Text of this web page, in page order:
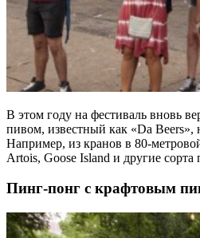
В этом году на фестиваль вновь
пивом, известный как «Da Beers»,
Например, из кранов в 80-
Artois, Goose Island и другие сорта
Пинг-понг с крафтовым